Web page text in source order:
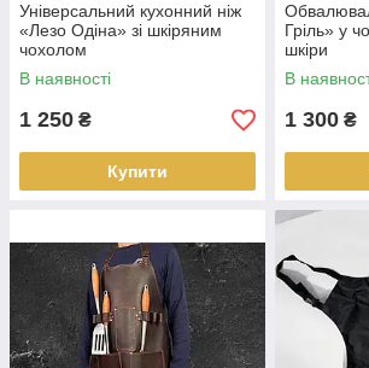
Універсальний кухонний ніж
«Лезо Одіна» зі шкіряним
чохолом
В наявності
1 250 ₴
Купити
Гріль» у
шкіри
В
1 300 ₴